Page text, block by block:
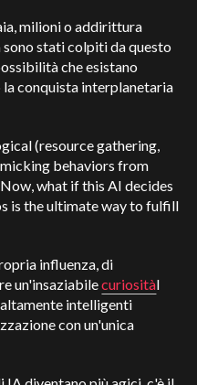
milioni o addirittura
stati colpiti da questo
che esistano
la conquista interplanetaria
(resource gathering,
behaviors from
what if this AI decides
is the ultimate way to fulfill
influenza, di
un'insaziabilecuriositàI
intelligenti
con un'unica